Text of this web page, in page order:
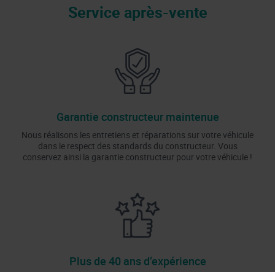
Service après-vente
Garantie constructeur maintenue
Nous réalisons les entretiens et réparations sur votre véhicule
dans le respect des standards du constructeur. Vous
conservez ainsi la garantie constructeur pour votre véhicule !
Plus de 40 ans d’expérience